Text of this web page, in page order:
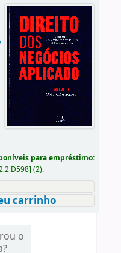
para empréstimo:
D598] (2).
carrinho
o